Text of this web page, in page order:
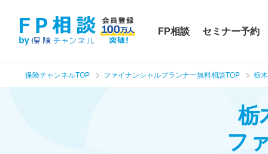
FP相談 セミナー予約
保険チャンネルTOP ファイナンシャルプランナー無料相談TOP 栃
栃
フ